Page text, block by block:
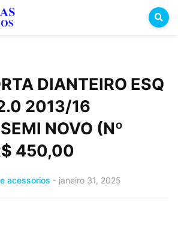
DIANTEIRO ESQ
2013/16
NOVO (Nº
450,00
acessorios - janeiro 31, 2025